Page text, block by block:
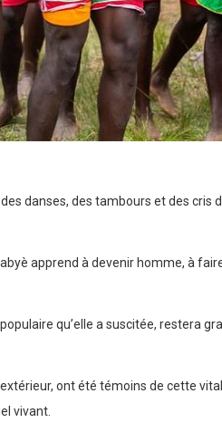
danses, des tambours et des
apprend à devenir homme, à
qu’elle a suscitée, restera
ont été témoins de cette
vivant.